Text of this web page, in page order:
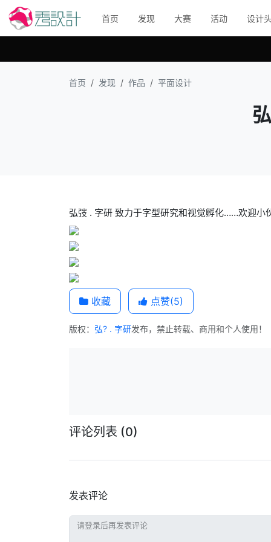
首页 发现 大赛 活动 设计
首页 发现 作品 平面设计
弘弢 . 字研 致力于字型研究和视觉孵化……欢迎小
收藏 点赞(5)
版权： 弘? . 字研发布，禁止转载、商用和个人使用！
评论列表 (0)
发表评论